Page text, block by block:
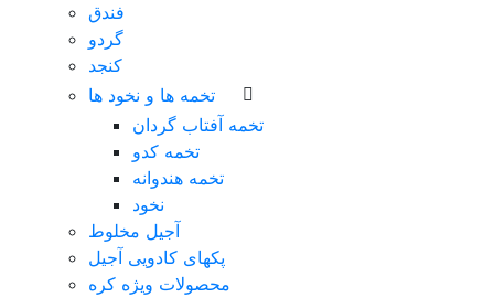
فندق
گردو
کنجد
تخمه ها و نخود ها
تخمه آفتاب گردان
تخمه کدو
تخمه هندوانه
نخود
آجیل مخلوط
پکهای کادویی آجیل
محصولات ویژه کره